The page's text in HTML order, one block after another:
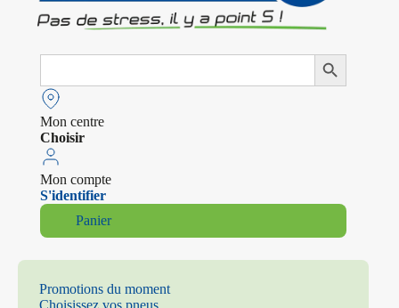
Search
Search Button
Mon centre
Choisir
Mon compte
S'identifier
Panier
Promotions du moment
Choisissez vos pneus